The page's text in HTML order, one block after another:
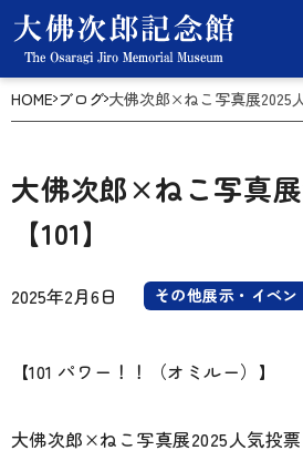
HOME ブログ 大佛次郎×ねこ写真展2025
大佛次郎×ねこ写真
【101】
2025年2月6日 その他展示・イベン
【101 パワー！！（オミルー）】
大佛次郎×ねこ写真展2025人気投票